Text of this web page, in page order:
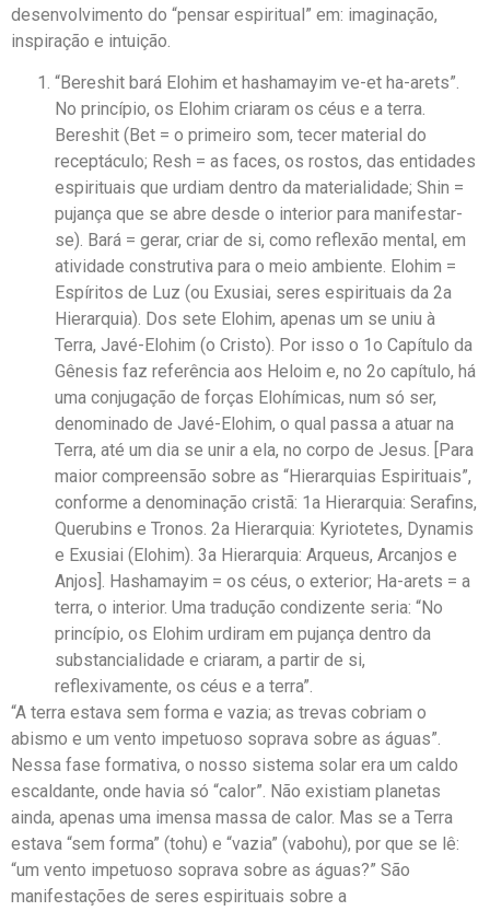
desenvolvimento do “pensar espiritual” em: imaginação,
inspiração e intuição.
“Bereshit bará Elohim et hashamayim ve-et ha-arets”.
No princípio, os Elohim criaram os céus e a terra.
Bereshit (Bet = o primeiro som, tecer material do
receptáculo; Resh = as faces, os rostos, das entidades
espirituais que urdiam dentro da materialidade; Shin =
pujança que se abre desde o interior para manifestar-
se). Bará = gerar, criar de si, como reflexão mental, em
atividade construtiva para o meio ambiente. Elohim =
Espíritos de Luz (ou Exusiai, seres espirituais da 2a
Hierarquia). Dos sete Elohim, apenas um se uniu à
Terra, Javé-Elohim (o Cristo). Por isso o 1o Capítulo da
Gênesis faz referência aos Heloim e, no 2o capítulo, há
uma conjugação de forças Elohímicas, num só ser,
denominado de Javé-Elohim, o qual passa a atuar na
Terra, até um dia se unir a ela, no corpo de Jesus. [Para
maior compreensão sobre as “Hierarquias Espirituais”,
conforme a denominação cristã: 1a Hierarquia: Serafins,
Querubins e Tronos. 2a Hierarquia: Kyriotetes, Dynamis
e Exusiai (Elohim). 3a Hierarquia: Arqueus, Arcanjos e
Anjos]. Hashamayim = os céus, o exterior; Ha-arets = a
terra, o interior. Uma tradução condizente seria: “No
princípio, os Elohim urdiram em pujança dentro da
substancialidade e criaram, a partir de si,
reflexivamente, os céus e a terra”.
“A terra estava sem forma e vazia; as trevas cobriam o
abismo e um vento impetuoso soprava sobre as águas”.
Nessa fase formativa, o nosso sistema solar era um caldo
escaldante, onde havia só “calor”. Não existiam planetas
ainda, apenas uma imensa massa de calor. Mas se a Terra
estava “sem forma” (tohu) e “vazia” (vabohu), por que se lê:
“um vento impetuoso soprava sobre as águas?” São
manifestações de seres espirituais sobre a